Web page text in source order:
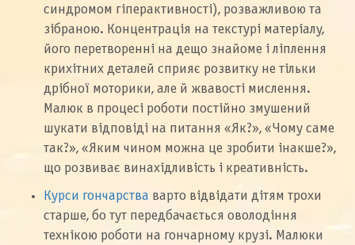
синдромом гіперактивності), розважливою та
зібраною. Концентрація на текстурі матеріалу,
його перетворенні на дещо знайоме і ліплення
крихітних деталей сприяє розвитку не тільки
дрібної моторики, але й жвавості мислення.
Малюк в процесі роботи постійно змушений
шукати відповіді на питання «Як?», «Чому саме
так?», «Яким чином можна це зробити інакше?»,
що розвиває винахідливість і креативність.
Курси гончарства варто відвідати дітям трохи
старше, бо тут передбачається оволодіння
технікою роботи на гончарному крузі. Малюки